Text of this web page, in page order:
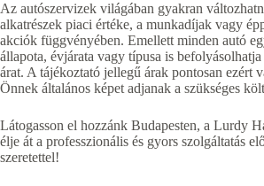
Az autószervizek világában gyakran
alkatrészek piaci értéke, a munkadíjak vagy
akciók függvényében. Emellett minden autó
állapota, évjárata vagy típusa is befolyásolhatja
árat. A tájékoztató jellegű árak pontosan ezért
Önnek általános képet adjanak a szükséges
Látogasson el hozzánk Budapesten, a Lurdy
élje át a professzionális és gyors szolgáltatás
szeretettel!